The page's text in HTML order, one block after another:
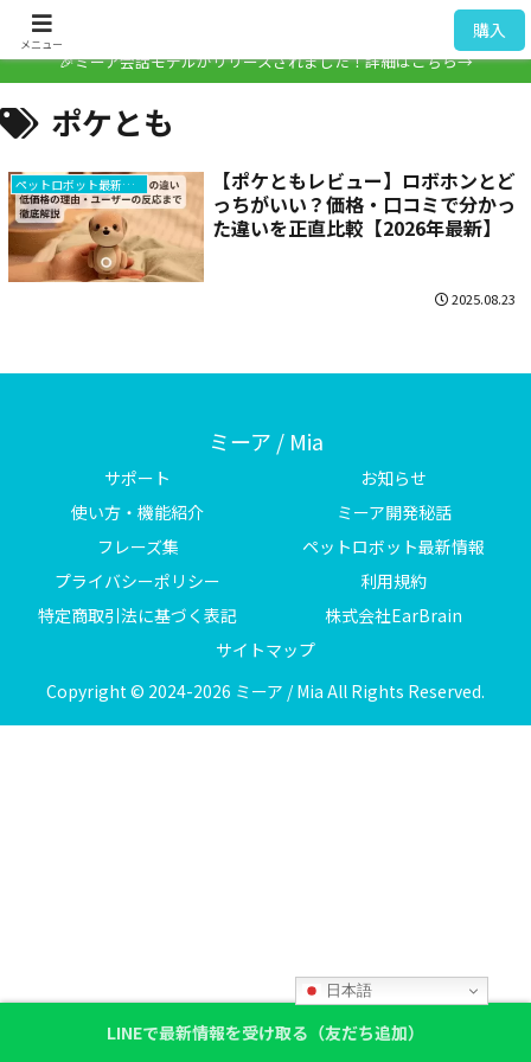
🎉ミーア会話モデルがリリースされました！詳細はこちら→
ポケとも
ペットロボット最新情報
【ポケともレビュー】ロボホンとど
っちがいい？価格・口コミで分かっ
た違いを正直比較【2026年最新】
2025.08.23
ミーア / Mia
サポート
お知らせ
使い方・機能紹介
ミーア開発秘話
フレーズ集
ペットロボット最新情報
プライバシーポリシー
利用規約
特定商取引法に基づく表記
株式会社EarBrain
サイトマップ
Copyright © 2024-2026 ミーア / Mia All Rights Reserved.
メニュー
購入
LINEで最新情報を受け取る（友だち追加）
日本語